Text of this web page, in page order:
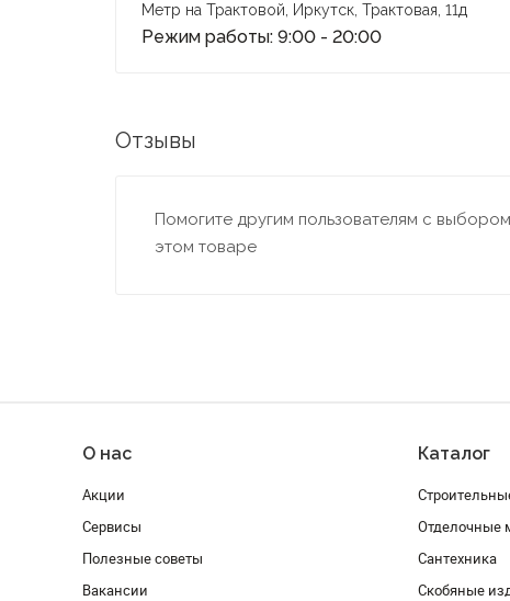
Метр на Трактовой, Иркутск, Трактовая, 11д
Режим работы: 9:00 - 20:00
Отзывы
Помогите другим пользователям с
этом товаре
О нас
Акции
Сервисы
Полезные советы
Вакансии
Каталог
Отделочные
Сантехника
Скобяные